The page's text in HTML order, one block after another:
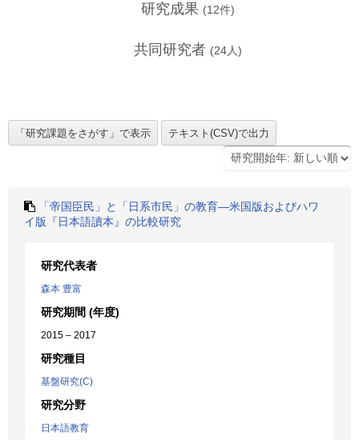
研究成果 (12件)
共同研究者 (24人)
「帝国臣民」と「日系市民」の教育―米国版およびハワ
イ版『日本語讀本』の比較研究
研究代表者
森本 豊富
研究期間 (年度)
2015 – 2017
研究種目
基盤研究(C)
研究分野
日本語教育